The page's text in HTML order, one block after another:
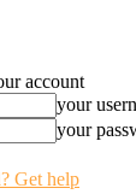
account
your
your
Get help